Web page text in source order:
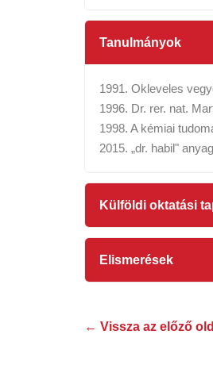
Tanulmányok
1991. Okleveles
1996. Dr. rer. nat.
1998. A kémiai
2015. „dr. habil"
Külföldi oktatási
Elismerések
← Vissza az előző